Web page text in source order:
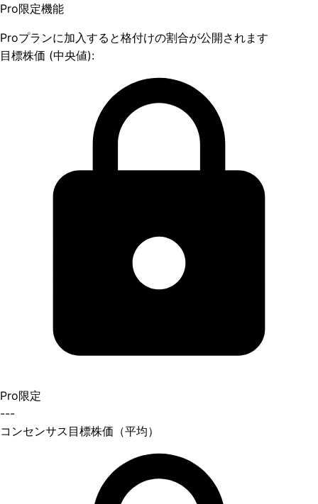
Pro限定機能
Proプランに加入すると格付けの割合が公開されます
目標株価 (中央値):
Pro限定
---
コンセンサス目標株価（平均）